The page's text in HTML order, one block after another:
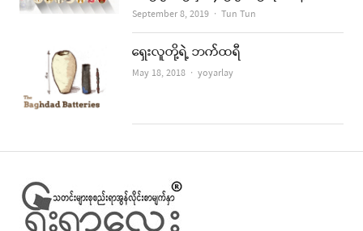
September 8, 2019 Author
Tun Tun
ရှေးလူတို့ရဲ့ ဘက်ထရီ
May 18, 2018 Author
yoyarlay